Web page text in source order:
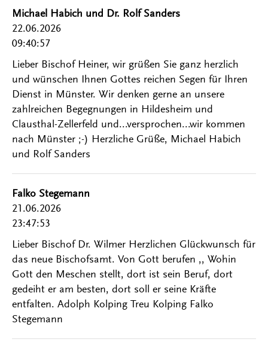
Michael Habich und Dr. Rolf Sanders
22.06.2026
09:40:57
Lieber Bischof Heiner, wir grüßen Sie ganz herzlich
und wünschen Ihnen Gottes reichen Segen für Ihren
Dienst in Münster. Wir denken gerne an unsere
zahlreichen Begegnungen in Hildesheim und
Clausthal-Zellerfeld und...versprochen...wir kommen
nach Münster ;-) Herzliche Grüße, Michael Habich
und Rolf Sanders
Falko Stegemann
21.06.2026
23:47:53
Lieber Bischof Dr. Wilmer Herzlichen Glückwunsch für
das neue Bischofsamt. Von Gott berufen ,, Wohin
Gott den Meschen stellt, dort ist sein Beruf, dort
gedeiht er am besten, dort soll er seine Kräfte
entfalten. Adolph Kolping Treu Kolping Falko
Stegemann